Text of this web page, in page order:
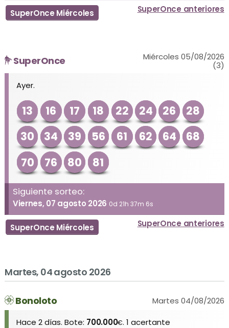
SuperOnce Miércoles SuperOnce anteriores
SuperOnce
Miércoles 05/08/2026
(3)
Ayer.
13 16 17 18 22 24 26
28
30
34 39 56 61 62 64
68
70
76 80 81
Siguiente sorteo:
Viernes, 07 agosto 2026 0d 21h 37m 6s
SuperOnce Miércoles SuperOnce anteriores
Martes, 04 agosto 2026
Bonoloto
Martes 04/08/2026
Hace 2 días. Bote: 700.000€. 1 acertante